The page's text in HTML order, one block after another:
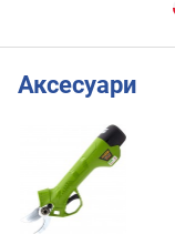
Аксесуари